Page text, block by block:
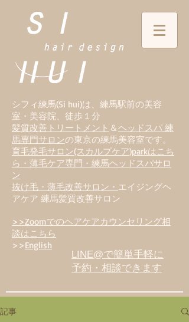
シフィ練馬(Si hui)は、 練馬駅前の美容
室・美容院、徒歩１分
髪質改善トリートメント ＆ヘッドスパ 練
馬専門サロンの東京の練馬美容室です。
育毛発毛サロン(スカルプケア)parkはこち
ら・薄毛ケア専門・練馬ヘッドスパサロ
ン
抜け毛・薄毛改善サロン・ エイジングヘ
アケア 練馬髪質改善サロン
>>Zoomでのヘアケアカウンセリング相
談はこちら
>>English
LINE@で簡単手軽に
予約・相談できます
記事